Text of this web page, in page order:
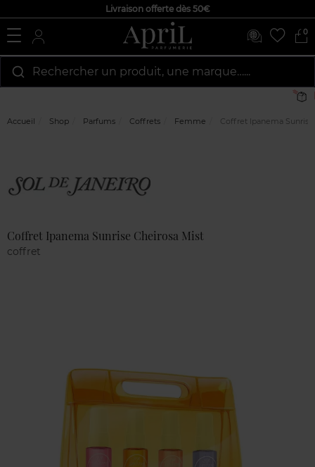
Livraison offerte dès 50€
0
Rechercher un produit, une marque…...
Accueil Shop Parfums Coffrets Femme Coffret Ipanema
Coffret Ipanema Sunrise Cheirosa Mist
coffret